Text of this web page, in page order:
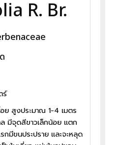
R. Br.
ร์
ย สูงประมาณ 1-4 เมตร
มีจุดสีขาวเล็กน้อย แตก
กมีขนประปราย และจะหลุด